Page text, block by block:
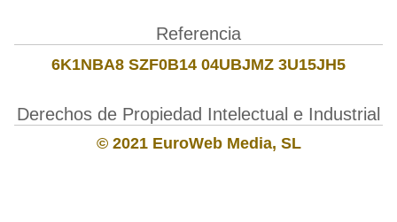
Referencia
6K1NBA8 SZF0B14 04UBJMZ 3U15JH5
Derechos de Propiedad Intelectual e Industrial
© 2021 EuroWeb Media, SL